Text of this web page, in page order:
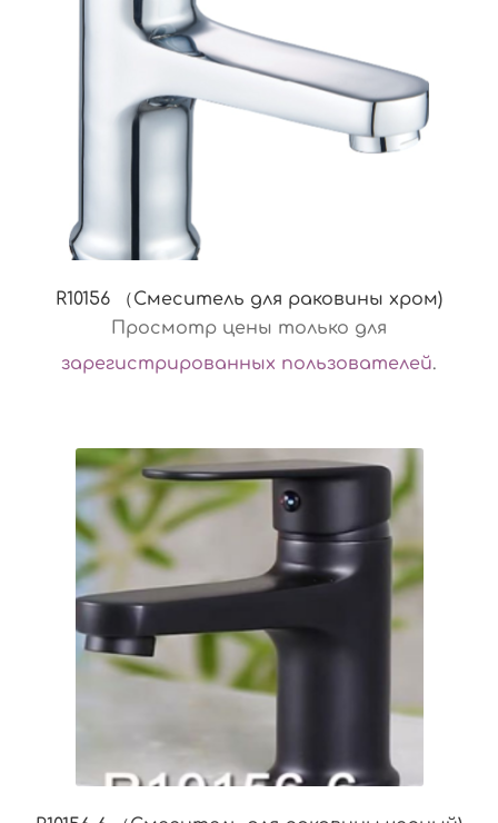
R10156 （Смеситель для раковины хром)
Просмотр цены только для
зарегистрированных пользователей.